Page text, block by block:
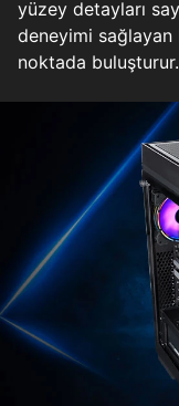
yüzey detayları
deneyimi sağlayan
noktada buluşturur.